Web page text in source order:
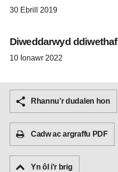
30 Ebrill 2019
Diweddarwyd ddiwethaf
10 Ionawr 2022
Rhannu’r dudalen hon
Cadw ac argraffu PDF
Yn ôl i'r brig